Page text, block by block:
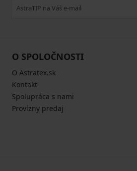
O SPOLOČNOSTI
O Astratex.sk
Kontakt
Spolupráca s nami
Provízny predaj